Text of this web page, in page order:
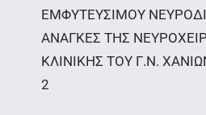
ΕΜΦΥΤΕΥΣΙΜΟΥ
ΑΝΑΓΚΕΣ ΤΗΣ
ΚΛΙΝΙΚΗΣ ΤΟΥ Γ.Ν.
2